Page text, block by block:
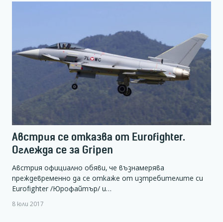
Австрия се отказва от Eurofighter.
Оглежда се за Gripen
Австрия официално обяви, че възнамерява
преждевременно да се откаже от изтребителите си
Eurofighter /Юрофайтър/ и…
8 юли 2017